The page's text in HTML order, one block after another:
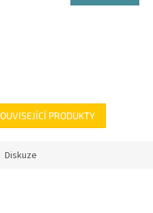
je určená pro potisk. Motiv je
a není ho možné v
PRODUKTY
Diskuze